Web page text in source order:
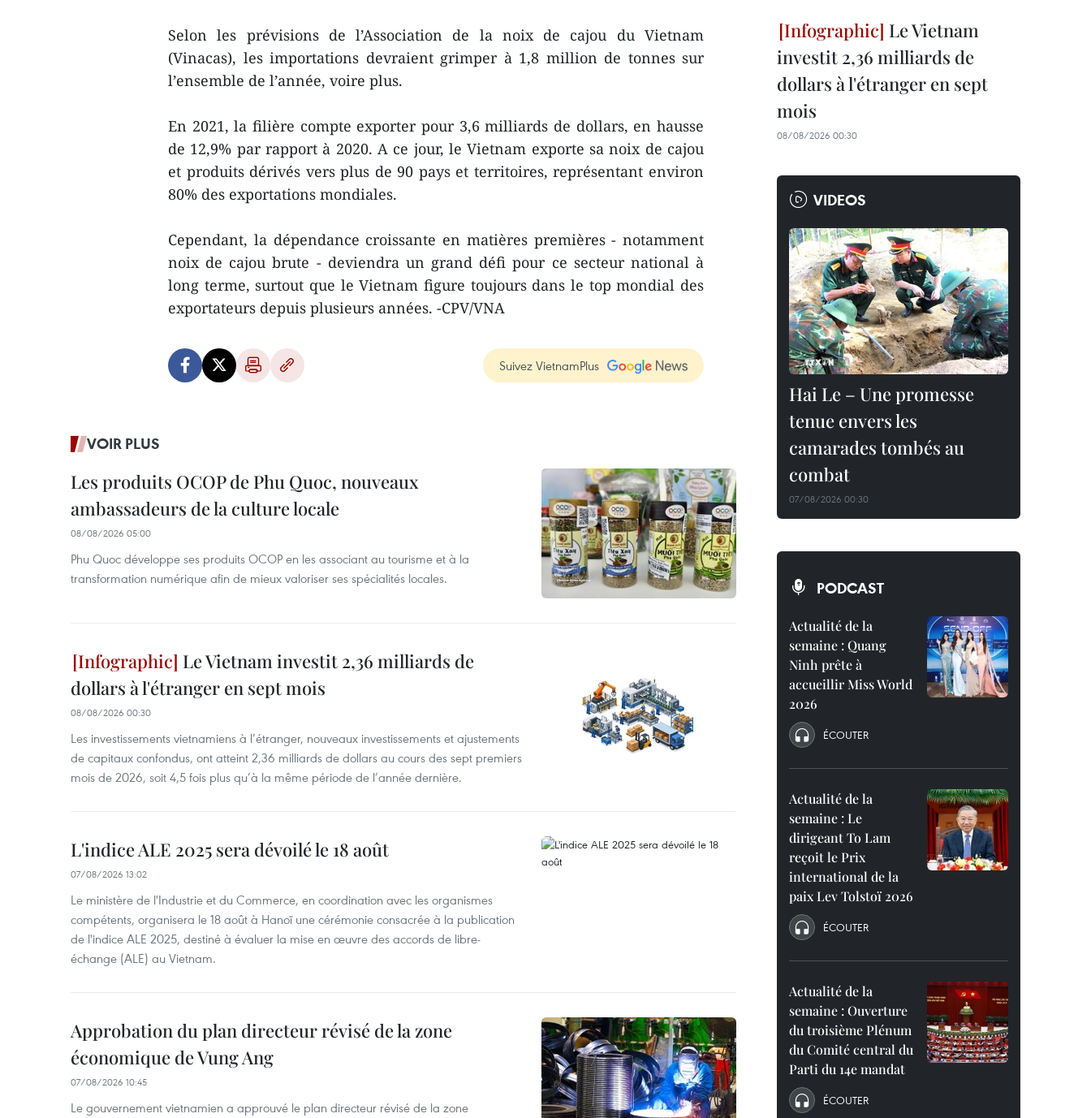
Selon les prévisions de l’Association de la noix de cajou du Vietnam
(Vinacas), les importations devraient grimper à 1,8 million de tonnes sur
l’ensemble de l’année, voire plus.
En 2021, la filière compte exporter pour 3,6 milliards de dollars, en hausse
de 12,9% par rapport à 2020. A ce jour, le Vietnam exporte sa noix de cajou
et produits dérivés vers plus de 90 pays et territoires, représentant environ
80% des exportations mondiales.
Cependant, la dépendance croissante en matières premières - notamment
noix de cajou brute - deviendra un grand défi pour ce secteur national à
long terme, surtout que le Vietnam figure toujours dans le top mondial des
exportateurs depuis plusieurs années. -CPV/VNA
Suivez VietnamPlus
VOIR PLUS
Les produits OCOP de Phu Quoc, nouveaux
ambassadeurs de la culture locale
08/08/2026 05:00
Phu Quoc développe ses produits OCOP en les associant au tourisme et à la
transformation numérique afin de mieux valoriser ses spécialités locales.
Le Vietnam investit 2,36 milliards de
dollars à l'étranger en sept mois
08/08/2026 00:30
Les investissements vietnamiens à l’étranger, nouveaux investissements et ajustements
de capitaux confondus, ont atteint 2,36 milliards de dollars au cours des sept premiers
mois de 2026, soit 4,5 fois plus qu’à la même période de l’année dernière.
L'indice ALE 2025 sera dévoilé le 18 août
07/08/2026 13:02
Le ministère de l'Industrie et du Commerce, en coordination avec les organismes
compétents, organisera le 18 août à Hanoï une cérémonie consacrée à la publication
de l'indice ALE 2025, destiné à évaluer la mise en œuvre des accords de libre-
échange (ALE) au Vietnam.
Approbation du plan directeur révisé de la zone
économique de Vung Ang
07/08/2026 10:45
Le gouvernement vietnamien a approuvé le plan directeur révisé de la zone
Le Vietnam
investit 2,36 milliards de
dollars à l'étranger en sept
mois
08/08/2026 00:30
VIDEOS
Hai Le – Une promesse
tenue envers les
camarades tombés au
combat
07/08/2026 00:30
PODCAST
Actualité de la
semaine : Quang
Ninh prête à
accueillir Miss World
2026
ÉCOUTER
Actualité de la
semaine : Le
dirigeant To Lam
reçoit le Prix
international de la
paix Lev Tolstoï 2026
ÉCOUTER
Actualité de la
semaine : Ouverture
du troisième Plénum
du Comité central du
Parti du 14e mandat
ÉCOUTER